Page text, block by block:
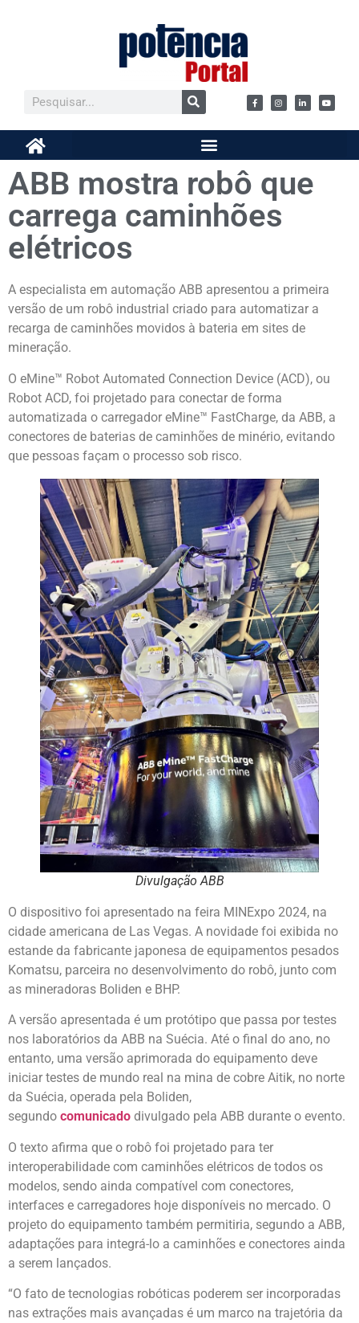
ABB mostra robô que
carrega caminhões
elétricos
A especialista em automação ABB apresentou a primeira
versão de um robô industrial criado para automatizar a
recarga de caminhões movidos à bateria em sites de
mineração.
O eMine™ Robot Automated Connection Device (ACD), ou
Robot ACD, foi projetado para conectar de forma
automatizada o carregador eMine™ FastCharge, da ABB, a
conectores de baterias de caminhões de minério, evitando
que pessoas façam o processo sob risco.
Divulgação ABB
O dispositivo foi apresentado na feira MINExpo 2024, na
cidade americana de Las Vegas. A novidade foi exibida no
estande da fabricante japonesa de equipamentos pesados
Komatsu, parceira no desenvolvimento do robô, junto com
as mineradoras Boliden e BHP.
A versão apresentada é um protótipo que passa por testes
nos laboratórios da ABB na Suécia. Até o final do ano, no
entanto, uma versão aprimorada do equipamento deve
iniciar testes de mundo real na mina de cobre Aitik, no norte
da Suécia, operada pela Boliden,
segundo comunicado divulgado pela ABB durante o evento.
O texto afirma que o robô foi projetado para ter
interoperabilidade com caminhões elétricos de todos os
modelos, sendo ainda compatível com conectores,
interfaces e carregadores hoje disponíveis no mercado. O
projeto do equipamento também permitiria, segundo a ABB,
adaptações para integrá-lo a caminhões e conectores ainda
a serem lançados.
“O fato de tecnologias robóticas poderem ser incorporadas
nas extrações mais avançadas é um marco na trajetória da